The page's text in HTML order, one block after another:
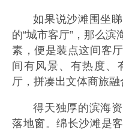
如果说沙滩围坐
的“城市客厅”，那么
素，便是装点这间客
间有风景、有热度、
厅，拼凑出文体商旅融
得天独厚的滨海
落地窗。绵长沙滩是